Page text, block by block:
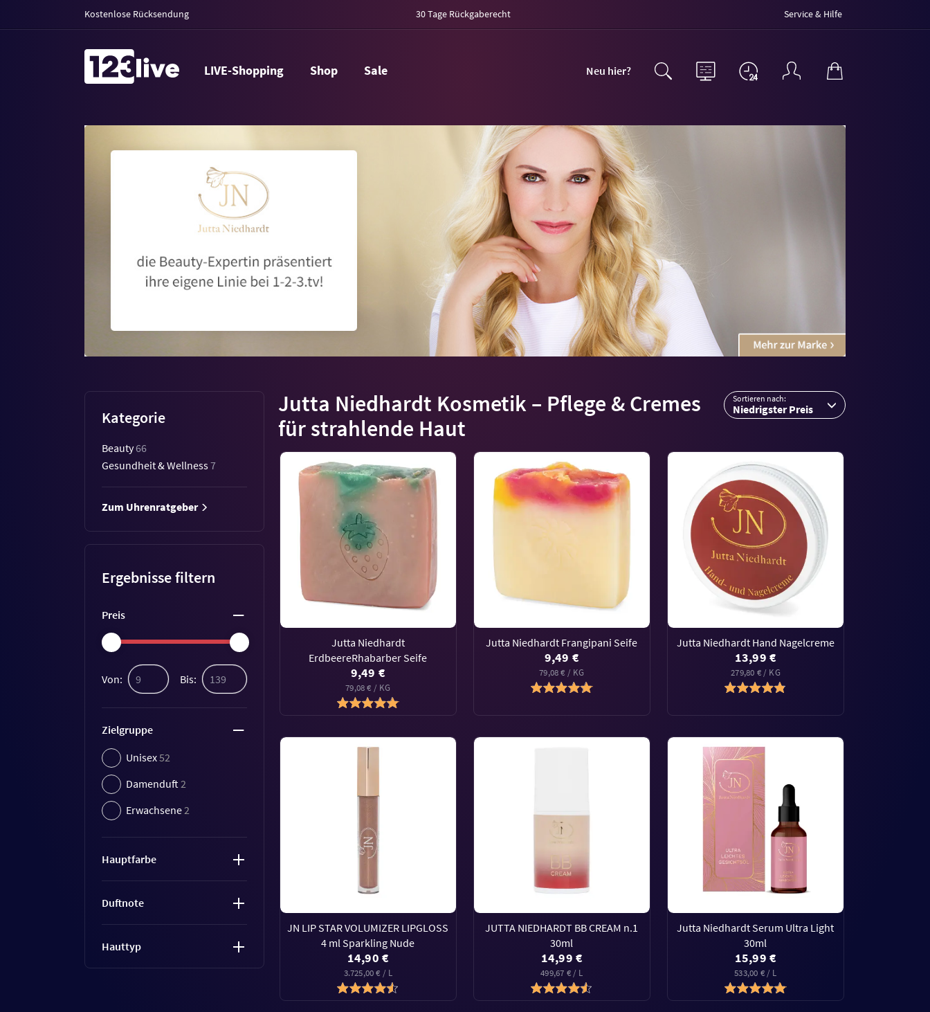
Kostenlose Rücksendung 30 Tage Rückgaberecht Service & Hilfe
LIVE-Shopping Shop Sale Neu hier?
Kategorie
Beauty66
Gesundheit & Wellness7
Zum Uhrenratgeber
Ergebnisse filtern
Preis
Von: Bis:
Zielgruppe
Unisex52
Damenduft 2
Erwachsene2
Hauptfarbe
Duftnote
Hauttyp
Jutta Niedhardt Kosmetik – Pflege & Cremes
für strahlende Haut
Sortieren nach:
Niedrigster Preis
Jutta Niedhardt
ErdbeereRhabarber Seife
9,49 €
79,08 € / KG
Jutta Niedhardt Frangipani Seife
9,49 €
79,08 € / KG
Jutta Niedhardt Hand Nagelcreme
13,99 €
279,80 € / KG
JN LIP STAR VOLUMIZER LIPGLOSS
4 ml Sparkling Nude
14,90 €
3.725,00 € / L
JUTTA NIEDHARDT BB CREAM n.1
30ml
14,99 €
499,67 € / L
Jutta Niedhardt Serum Ultra Light
30ml
15,99 €
533,00 € / L